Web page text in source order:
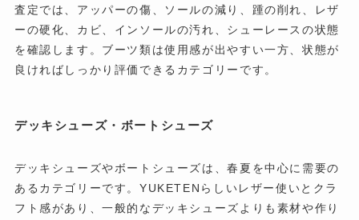
査定では、アッパーの傷、ソールの減り、踵の削れ、レザ
ーの硬化、カビ、インソールの汚れ、シューレースの状態
を確認します。ブーツ類は使用感が出やすい一方、状態が
良ければしっかり評価できるカテゴリーです。
デッキシューズ・ボートシューズ
デッキシューズやボートシューズは、春夏を中心に需要の
あるカテゴリーです。YUKETENらしいレザー使いとクラ
フト感があり、一般的なデッキシューズよりも素材や作り